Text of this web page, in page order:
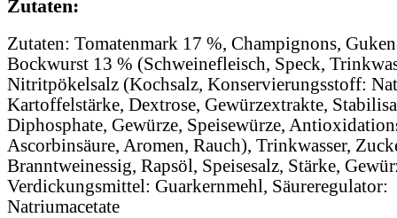
Zutaten:
Zutaten: Tomatenmark 17 %, Champignons,
Bockwurst 13 % (Schweinefleisch, Speck,
Nitritpökelsalz (Kochsalz, Konservierungsstoff:
Kartoffelstärke, Dextrose, Gewürzextrakte,
Diphosphate, Gewürze, Speisewürze,
Ascorbinsäure, Aromen, Rauch), Trinkwasser,
Branntweinessig, Rapsöl, Speisesalz, Stärke,
Verdickungsmittel: Guarkernmehl, Säureregulator:
Natriumacetate